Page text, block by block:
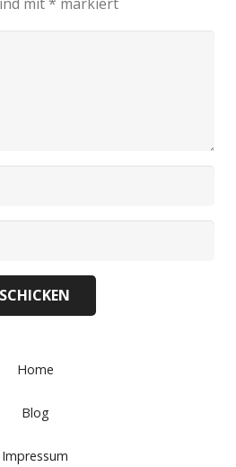
Home
Blog
Impressum